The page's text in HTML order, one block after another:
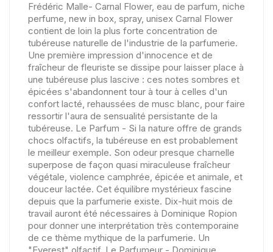
Frédéric Malle- Carnal Flower, eau de parfum, niche
perfume, new in box, spray, unisex Carnal Flower
contient de loin la plus forte concentration de
tubéreuse naturelle de l'industrie de la parfumerie.
Une première impression d'innocence et de
fraîcheur de fleuriste se dissipe pour laisser place à
une tubéreuse plus lascive : ces notes sombres et
épicées s'abandonnent tour à tour à celles d'un
confort lacté, rehaussées de musc blanc, pour faire
ressortir l'aura de sensualité persistante de la
tubéreuse. Le Parfum - Si la nature offre de grands
chocs olfactifs, la tubéreuse en est probablement
le meilleur exemple. Son odeur presque charnelle
superpose de façon quasi miraculeuse fraîcheur
végétale, violence camphrée, épicée et animale, et
douceur lactée. Cet équilibre mystérieux fascine
depuis que la parfumerie existe. Dix-huit mois de
travail auront été nécessaires à Dominique Ropion
pour donner une interprétation très contemporaine
de ce thème mythique de la parfumerie. Un